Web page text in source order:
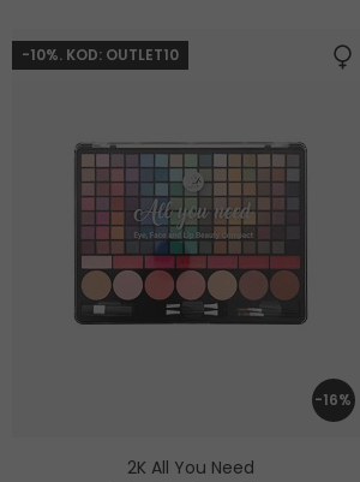
-10%. KOD: OUTLET10
-16%
2K All You Need